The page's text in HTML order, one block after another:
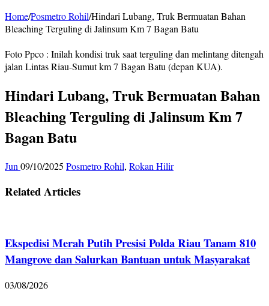
Home/Posmetro Rohil/Hindari Lubang, Truk Bermuatan Bahan
Bleaching Terguling di Jalinsum Km 7 Bagan Batu
Foto Ppco : Inilah kondisi truk saat terguling dan melintang ditengah
jalan Lintas Riau-Sumut km 7 Bagan Batu (depan KUA).
Hindari Lubang, Truk Bermuatan Bahan
Bleaching Terguling di Jalinsum Km 7
Bagan Batu
Jun 09/10/2025 Posmetro Rohil, Rokan Hilir
Related Articles
Ekspedisi Merah Putih Presisi Polda Riau Tanam 810
Mangrove dan Salurkan Bantuan untuk Masyarakat
03/08/2026